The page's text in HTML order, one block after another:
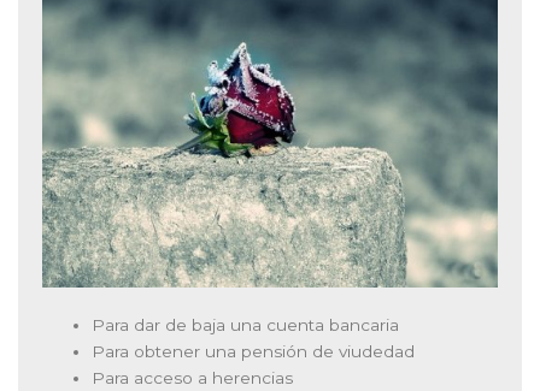
Para dar de baja una cuenta bancaria
Para obtener una pensión de viudedad
Para acceso a herencias